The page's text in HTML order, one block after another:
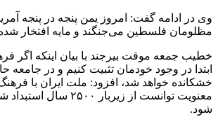
وی در ادامه گفت: امروز یمن پنجه در پنجه
مظلومان فلسطین می‌جنگند و مایه افتخار
خطیب جمعه موقت بیرجند با بیان اینکه اگر
ابتدا در وجود خودمان تثبیت کنیم و در
خشکانده خواهد شد، افزود: ملت ایران با
معنویت توانست از زیربار
شود.